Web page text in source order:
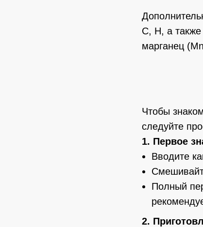
C, H, а
марганец
Чтобы
следуйте
1. Первое
Вводите
Полный
2.